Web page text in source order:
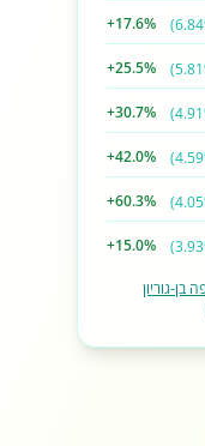
+17.6%
+25.5%
+30.7%
+42.0%
+60.3%
+15.0%